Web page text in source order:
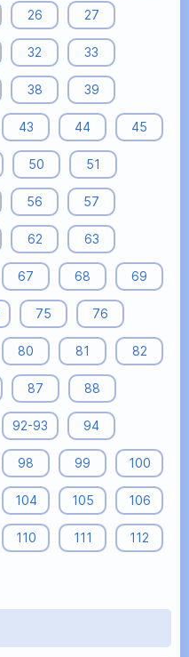
26 27
32 33
38 39
43 44 45
50 51
56 57
62 63
67 68 69
75 76
80 81 82
87 88
92-93 94
98 99 100
104 105 106
110 111 112